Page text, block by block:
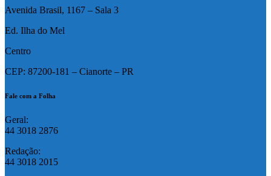
Avenida Brasil, 1167 – Sala 3
Ed. Ilha do Mel
Centro
CEP: 87200-181 – Cianorte – PR
Fale com a Folha
Geral:
44 3018 2876
Redação:
44 3018 2015